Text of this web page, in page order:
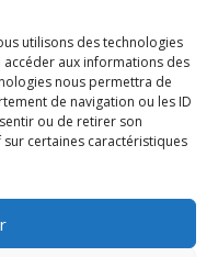
utilisons des technologies
aux informations des
nous permettra de
de navigation ou les ID
ou de retirer son
certaines caractéristiques
Tarifs
Client